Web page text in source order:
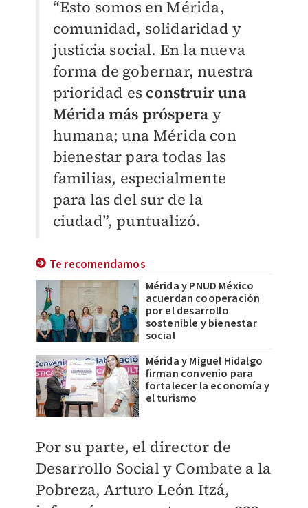
“Esto somos en Mérida,
comunidad, solidaridad y
justicia social. En la nueva
forma de gobernar, nuestra
prioridad es construir una
Mérida más próspera y
humana; una Mérida con
bienestar para todas las
familias, especialmente
para las del sur de la
ciudad”, puntualizó.
Te recomendamos
Mérida y PNUD México
acuerdan cooperación
por el desarrollo
sostenible y bienestar
social
Mérida y Miguel Hidalgo
firman convenio para
fortalecer la economía y
el turismo
Por su parte, el director de
Desarrollo Social y Combate a la
Pobreza, Arturo León Itzá,